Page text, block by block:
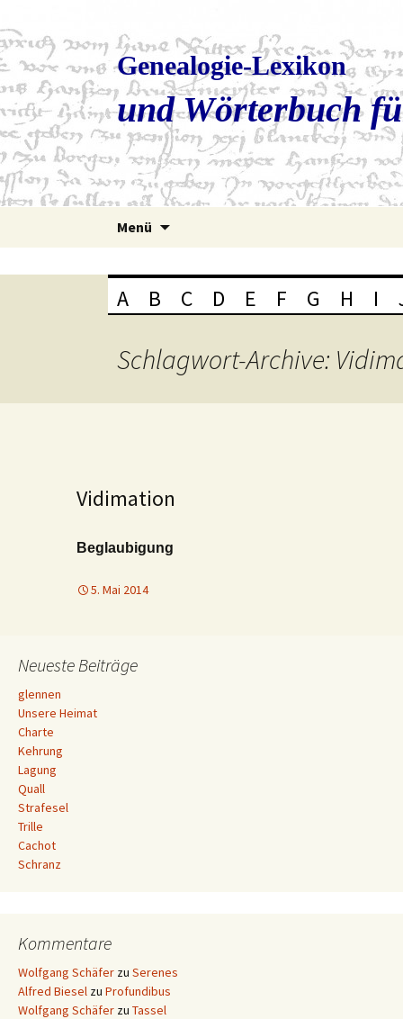
Genealogie-Lexikon
und Wörterbuch
Menü
A B C D E F G H I
Schlagwort-Archive:
Vidimation
Beglaubigung
5. Mai 2014
Neueste Beiträge
glennen
Unsere Heimat
Charte
Kehrung
Lagung
Quall
Strafesel
Trille
Cachot
Schranz
Kommentare
Wolfgang Schäfer zu Serenes
Alfred Biesel zu Profundibus
Wolfgang Schäfer zu Tassel